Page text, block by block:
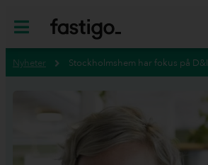
Nyheter Stockholmshem har fokus på D&I